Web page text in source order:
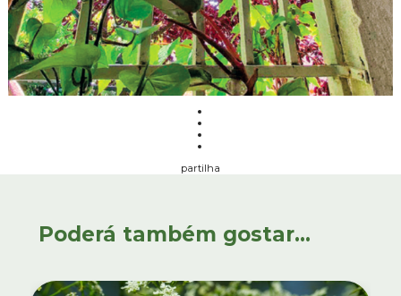
partilha
Poderá também gostar...